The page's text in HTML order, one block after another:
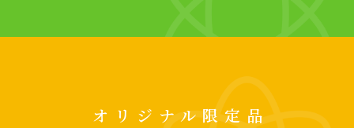
オリジナル限定品